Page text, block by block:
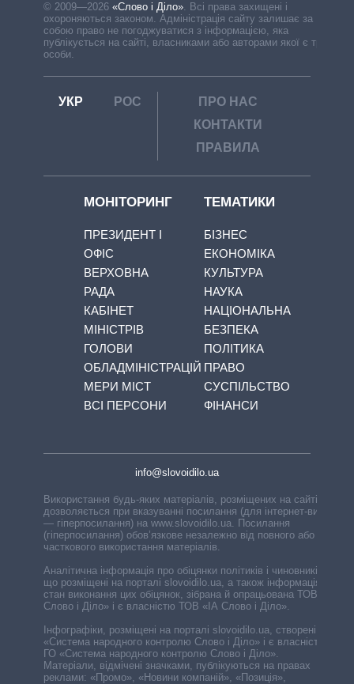
© 2009—2026 «Слово і Діло». Всі права захищені і
охороняються законом. Адміністрація сайту залишає за
собою право не погоджуватися з інформацією, яка
публікується на сайті, власниками або авторами якої є треті
особи.
УКР РОС
ПРО НАС
КОНТАКТИ
ПРАВИЛА
МОНІТОРИНГ
ПРЕЗИДЕНТ І
ОФІС
ВЕРХОВНА
РАДА
КАБІНЕТ
МІНІСТРІВ
ГОЛОВИ
ОБЛАДМІНІСТРАЦІЙ
МЕРИ МІСТ
ВСІ ПЕРСОНИ
ТЕМАТИКИ
БІЗНЕС
ЕКОНОМІКА
КУЛЬТУРА
НАУКА
НАЦІОНАЛЬНА
БЕЗПЕКА
ПОЛІТИКА
ПРАВО
СУСПІЛЬСТВО
ФІНАНСИ
info@slovoidilo.ua
Використання будь-яких матеріалів, розміщених на сайті,
дозволяється при вказуванні посилання (для інтернет-видань
— гіперпосилання) на www.slovoidilo.ua. Посилання
(гіперпосилання) обов’язкове незалежно від повного або
часткового використання матеріалів.
Аналітична інформація про обіцянки політиків і чиновників,
що розміщені на порталі slovoidilo.ua, а також інформація про
стан виконання цих обіцянок, зібрана й опрацьована ТОВ «ІА
Слово і Діло» і є власністю ТОВ «ІА Слово і Діло».
Інфографіки, розміщені на порталі slovoidilo.ua, створені ГО
«Система народного контролю Слово і Діло» і є власністю
ГО «Система народного контролю Слово і Діло».
Матеріали, відмічені значками, публікуються на правах
реклами: «Промо», «Новини компаній», «Позиція»,